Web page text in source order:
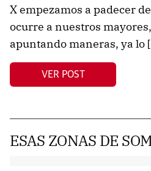
X empezamos a padecer
ocurre a nuestros
apuntando maneras, ya lo
VER POST
ESAS ZONAS DE